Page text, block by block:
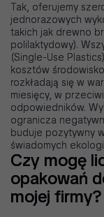
Tak, oferujemy
jednorazowych
takich jak drewno
polilaktydowy).
(Single-Use
kosztów
rozkładają się w
miesięcy, w
odpowiedników.
ogranicza
buduje pozytywny
świadomych
Czy mogę
opakowań
mojej firmy?